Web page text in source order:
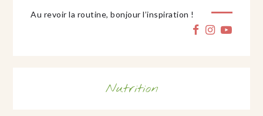
Au revoir la routine, bonjour l’inspiration !
Nutrition